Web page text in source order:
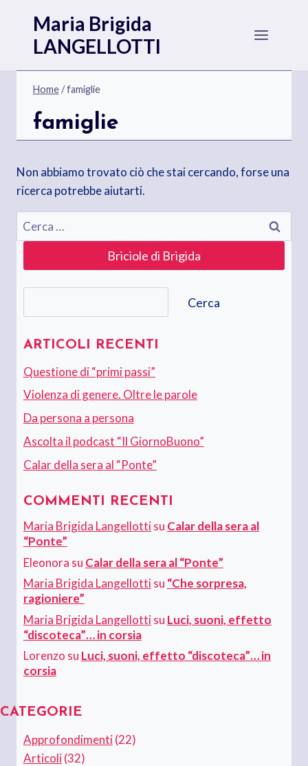
contenuto
Maria Brigida
LANGELLOTTI
Home/famiglie
famiglie
Non abbiamo trovato ciò che stai cercando, forse una
ricerca potrebbe aiutarti.
Ricerca
per:
Briciole di Brigida
Cerca
ARTICOLI RECENTI
Questione di “primi passi”
Violenza di genere. Oltre le parole
Da persona a persona
Ascolta il podcast “Il GiornoBuono”
Calar della sera al “Ponte”
COMMENTI RECENTI
Maria Brigida Langellottisu Calar della sera al
“Ponte”
Eleonora su Calar della sera al “Ponte”
Maria Brigida Langellottisu “Che sorpresa,
ragioniere”
Maria Brigida Langellottisu Luci, suoni, effetto
“discoteca”… in corsia
Lorenzo su Luci, suoni, effetto “discoteca”… in
corsia
CATEGORIE
Approfondimenti(22)
Articoli(32)